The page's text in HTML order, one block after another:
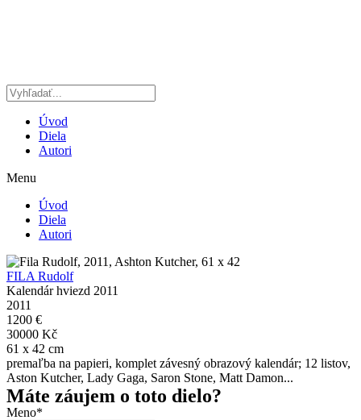
Úvod
Diela
Autori
Menu
Úvod
Diela
Autori
FILA Rudolf
Kalendár hviezd 2011
2011
1200 €
30000 Kč
61 x 42 cm
premaľba na papieri, komplet závesný obrazový kalendár; 12 listov,
Aston Kutcher, Lady Gaga, Saron Stone, Matt Damon...
Máte záujem o toto dielo?
Meno*